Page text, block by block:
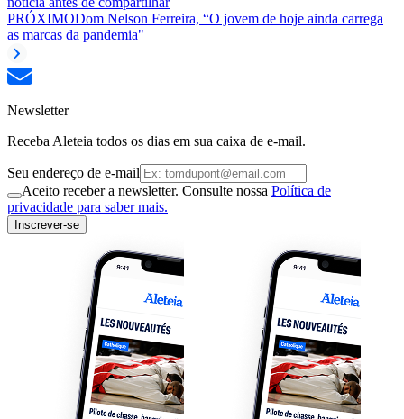
PRÓXIMODom Nelson Ferreira, “O jovem de hoje ainda carrega
as marcas da pandemia"
Newsletter
Receba Aleteia todos os dias em sua caixa de e-mail.
Seu endereço de e-mail
Aceito receber a newsletter. Consulte nossa Política de
privacidade para saber mais.
Inscrever-se